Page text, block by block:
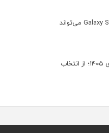
چگونه گوشی Galaxy S26 Ultra می‌تواند
راهنمای جامع کولر گازی ۱۴۰۵؛ از انتخاب